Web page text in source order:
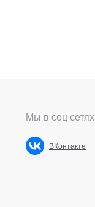
Мы в соц сетях
ВКонтакте